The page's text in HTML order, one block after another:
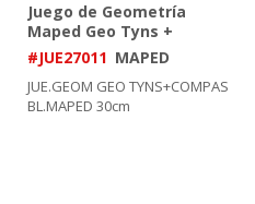
Juego de Geometría
Maped Geo Tyns +
Compás
#JUE27011 MAPED
JUE.GEOM GEO TYNS+COMPAS
BL.MAPED 30cm